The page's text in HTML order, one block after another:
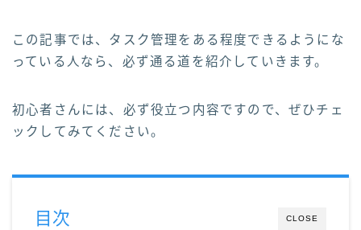
この記事では、タスク管理をある程度できるようにな
っている人なら、必ず通る道を紹介していきます。
初心者さんには、必ず役立つ内容ですので、ぜひチェ
ックしてみてください。
CLOSE
目次